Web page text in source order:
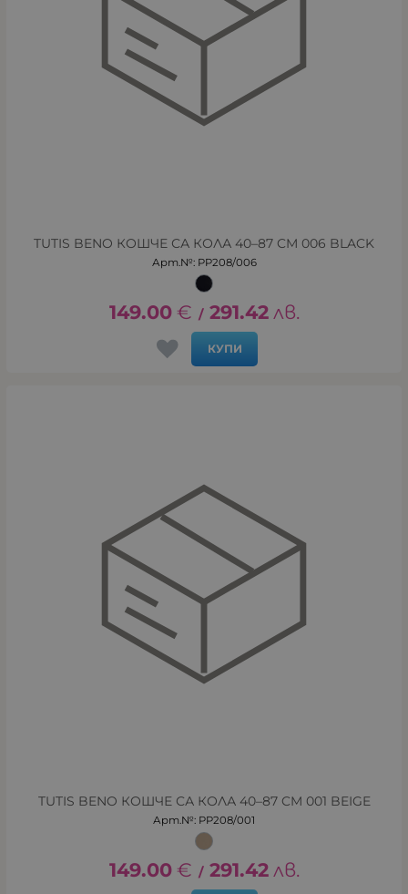
TUTIS BENO КОШЧЕ СА КОЛА 40–87 CM 006 BLACK
Арт.№: PP208/006
149.00 € / 291.42 лв.
КУПИ
TUTIS BENO КОШЧЕ СА КОЛА 40–87 CM 001 BEIGE
Арт.№: PP208/001
149.00 € / 291.42 лв.